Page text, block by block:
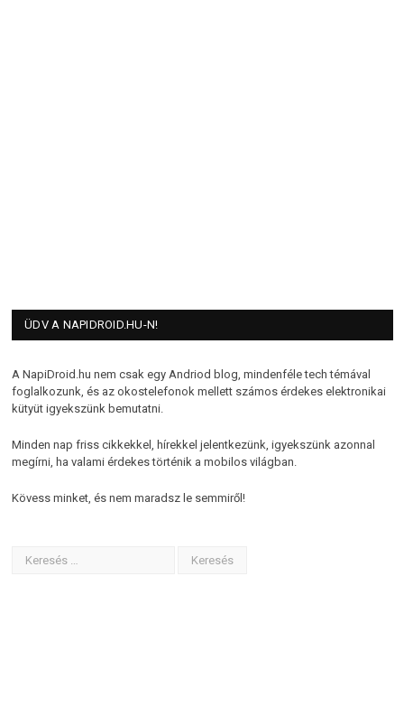
ÜDV A NAPIDROID.HU-N!
A NapiDroid.hu nem csak egy Andriod blog, mindenféle tech témával
foglalkozunk, és az okostelefonok mellett számos érdekes elektronikai
kütyüt igyekszünk bemutatni.
Minden nap friss cikkekkel, hírekkel jelentkezünk, igyekszünk azonnal
megírni, ha valami érdekes történik a mobilos világban.
Kövess minket, és nem maradsz le semmiről!